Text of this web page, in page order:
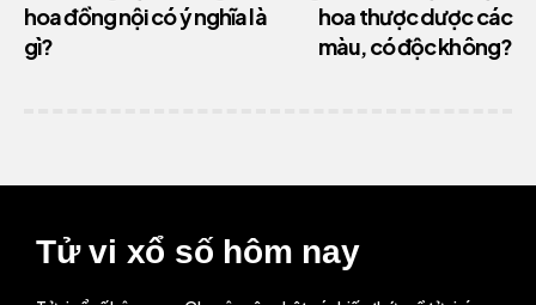
hoa đồng nội có ý nghĩa là
gì?
hoa thược dược các
màu, có độc không?
Tử vi xổ số hôm nay